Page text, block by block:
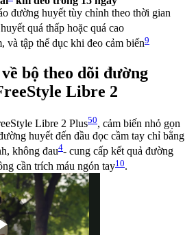
đường huyết tùy chỉnh theo thời gian
quá thấp hoặc quá cao
và tập thể dục khi đeo cảm biến9
bộ theo dõi đường
Libre 2
Libre 2 Plus50, cảm biến nhỏ gọn
huyết đến đầu đọc cầm tay chỉ bằng
không đau4- cung cấp kết quả đường
cần trích máu ngón tay10.